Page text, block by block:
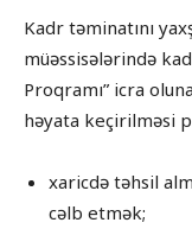
Kadr təminatını
müəssisələrində
Proqramı” icra
həyata keçirilməsi
xaricdə təhsil
cəlb etmək;